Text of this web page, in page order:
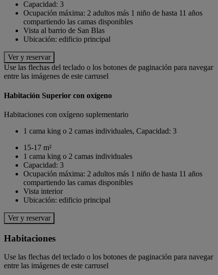
Capacidad: 3
Ocupación máxima: 2 adultos más 1 niño de hasta 11 años
compartiendo las camas disponibles
Vista al barrio de San Blas
Ubicación: edificio principal
Ver y reservar
Use las flechas del teclado o los botones de paginación para navegar
entre las imágenes de este carrusel
Habitación Superior con oxígeno
Habitaciones con oxígeno suplementario
1 cama king o 2 camas individuales, Capacidad: 3
15-17 m²
1 cama king o 2 camas individuales
Capacidad: 3
Ocupación máxima: 2 adultos más 1 niño de hasta 11 años
compartiendo las camas disponibles
Vista interior
Ubicación: edificio principal
Ver y reservar
Habitaciones
Use las flechas del teclado o los botones de paginación para navegar
entre las imágenes de este carrusel